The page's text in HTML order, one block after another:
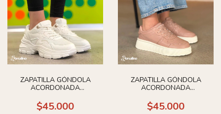
ZAPATILLA GÓNDOLA
ACORDONADA
$45.000
ZAPATILLA GÓNDOLA
ACORDONADA
$45.000